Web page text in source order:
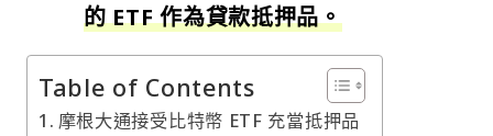
的 ETF 作為貸款抵押品。
Table of Contents
摩根大通接受比特幣 ETF 充當抵押品